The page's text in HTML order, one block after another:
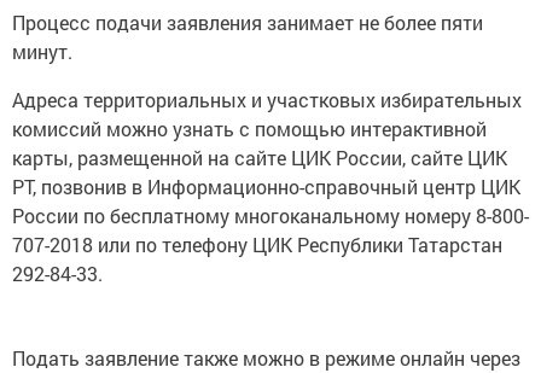
Процесс подачи заявления занимает не более пяти
минут.
Адреса территориальных и участковых избирательных
комиссий можно узнать с помощью интерактивной
карты, размещенной на сайте ЦИК России, сайте ЦИК
РТ, позвонив в Информационно-справочный центр ЦИК
России по бесплатному многоканальному номеру 8-800-
707-2018 или по телефону ЦИК Республики Татарстан
292-84-33.
Подать заявление также можно в режиме онлайн через